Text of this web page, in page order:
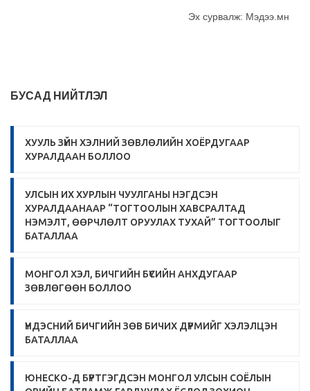
Эх сурвалж: Мэдээ.мн
БУСАД НИЙТЛЭЛ
ХУУЛЬ ЗҮЙН ХЭЛНИЙ ЗӨВЛӨЛИЙН ХОЁРДУГААР
ХУРАЛДААН БОЛЛОО
УЛСЫН ИХ ХУРЛЫН ЧУУЛГАНЫ НЭГДСЭН
ХУРАЛДААНААР “ТОГТООЛЫН ХАВСРАЛТАД
НЭМЭЛТ, ӨӨРЧЛӨЛТ ОРУУЛАХ ТУХАЙ” ТОГТООЛЫГ
БАТАЛЛАА
МОНГОЛ ХЭЛ, БИЧГИЙН БҮСИЙН АНХДУГААР
ЗӨВЛӨГӨӨН БОЛЛОО
ҮНДЭСНИЙ БИЧГИЙН ЗӨВ БИЧИХ ДҮРМИЙГ ХЭЛЭЛЦЭН
БАТАЛЛАА
ЮНЕСКО-Д БҮРТГЭГДСЭН МОНГОЛ УЛСЫН СОЁЛЫН